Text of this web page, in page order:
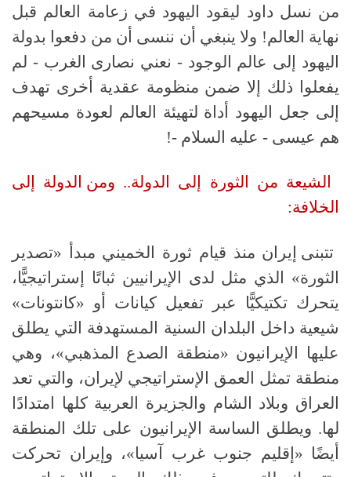
من نسل داود ليقود اليهود في زعامة العالم قبل
نهاية العالم! ولا ينبغي أن ننسى أن من دفعوا بدولة
اليهود إلى عالم الوجود - نعني نصارى الغرب - لم
يفعلوا ذلك إلا ضمن منظومة عقدية أخرى تهدف
إلى جعل اليهود أداة لتهيئة العالم لعودة مسيحهم
هم عيسى - عليه السلام -!
الشيعة من الثورة إلى الدولة.. ومن الدولة إلى
الخلافة:
تتبنى إيران منذ قيام ثورة الخميني مبدأ «تصدير
الثورة» الذي مثل لدى الإيرانيين ثباتًا إستراتيجيًّا،
يتحرك تكتيكيًّا عبر تفعيل كيانات أو «كانتونات»
شيعية داخل البلدان السنية المستهدفة التي يطلق
عليها الإيرانيون «منطقة الصدع المذهبي»، وهي
منطقة تمثل العمق الإستراتيجي لإيران، والتي تعد
العراق وبلاد الشام والجزيرة العربية كلها امتدادًا
لها. ويطلق الساسة الإيرانيون على تلك المنطقة
أيضًا «إقليم جنوب غرب آسيا»، وإيران تحركت